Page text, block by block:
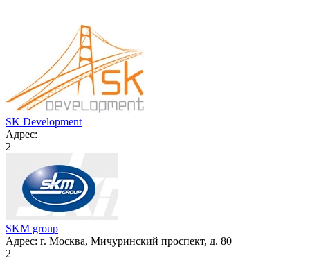
SK Development
Адрес:
2
SKM group
Адрес: г. Москва, Мичуринский проспект, д. 80
2